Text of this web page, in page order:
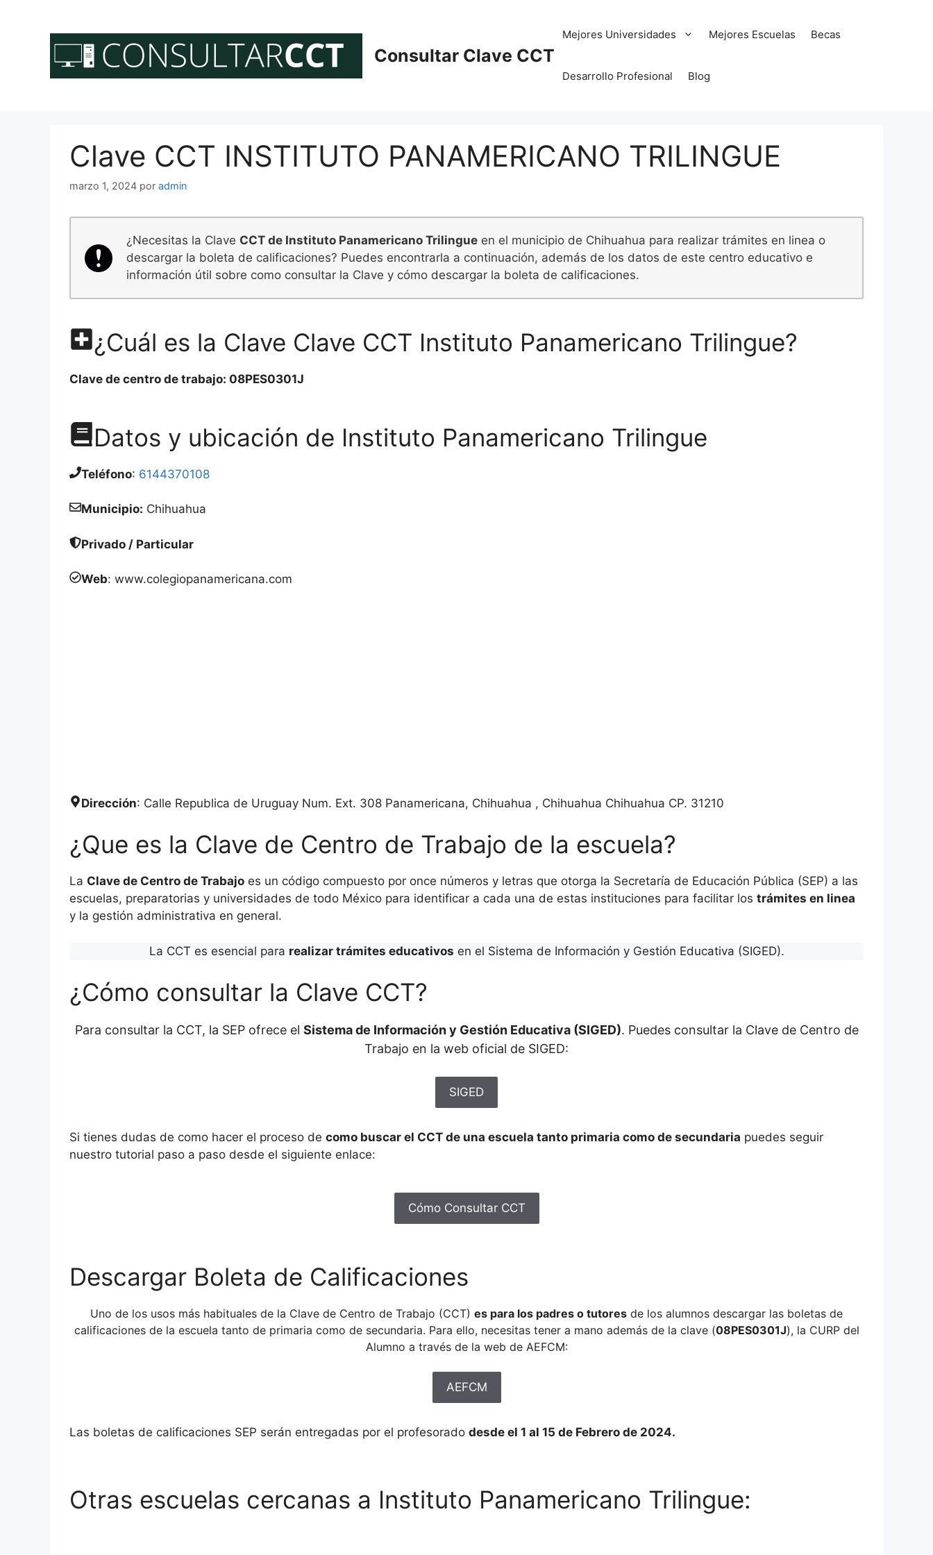
contenido
Consultar Clave CCT
Mejores Universidades Mejores Escuelas Becas
Desarrollo Profesional Blog
Clave CCT INSTITUTO PANAMERICANO TRILINGUE
marzo 1, 2024 por admin
¿Necesitas la Clave CCT de Instituto Panamericano Trilingue en el municipio de Chihuahua para realizar trámites en linea o
descargar la boleta de calificaciones? Puedes encontrarla a continuación, además de los datos de este centro educativo e
información útil sobre como consultar la Clave y cómo descargar la boleta de calificaciones.
¿Cuál es la Clave Clave CCT Instituto Panamericano Trilingue?
Clave de centro de trabajo: 08PES0301J
Datos y ubicación de Instituto Panamericano Trilingue
Teléfono: 6144370108
Municipio: Chihuahua
Privado / Particular
Web: www.colegiopanamericana.com
Dirección: Calle Republica de Uruguay Num. Ext. 308 Panamericana, Chihuahua , Chihuahua Chihuahua CP. 31210
¿Que es la Clave de Centro de Trabajo de la escuela?
La Clave de Centro de Trabajo es un código compuesto por once números y letras que otorga la Secretaría de Educación Pública (SEP) a las
escuelas, preparatorias y universidades de todo México para identificar a cada una de estas instituciones para facilitar los trámites en linea
y la gestión administrativa en general.
La CCT es esencial para realizar trámites educativos en el Sistema de Información y Gestión Educativa (SIGED).
¿Cómo consultar la Clave CCT?
Para consultar la CCT, la SEP ofrece el Sistema de Información y Gestión Educativa (SIGED). Puedes consultar la Clave de Centro de
Trabajo en la web oficial de SIGED:
SIGED
Si tienes dudas de como hacer el proceso de como buscar el CCT de una escuela tanto primaria como de secundaria puedes seguir
nuestro tutorial paso a paso desde el siguiente enlace:
Cómo Consultar CCT
Descargar Boleta de Calificaciones
Uno de los usos más habituales de la Clave de Centro de Trabajo (CCT) es para los padres o tutores de los alumnos descargar las boletas de
calificaciones de la escuela tanto de primaria como de secundaria. Para ello, necesitas tener a mano además de la clave (08PES0301J), la CURP del
Alumno a través de la web de AEFCM:
AEFCM
Las boletas de calificaciones SEP serán entregadas por el profesorado desde el 1 al 15 de Febrero de 2024.
Otras escuelas cercanas a Instituto Panamericano Trilingue: